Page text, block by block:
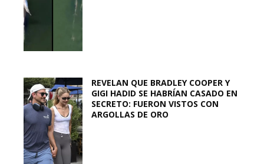
REVELAN QUE BRADLEY COOPER Y
GIGI HADID SE HABRÍAN CASADO EN
SECRETO: FUERON VISTOS CON
ARGOLLAS DE ORO